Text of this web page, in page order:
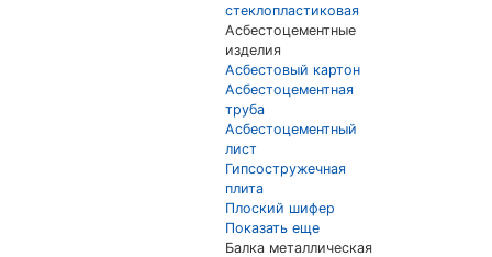
стеклопластиковая
Асбестоцементные
изделия
Асбестовый картон
Асбестоцементная
труба
Асбестоцементный
лист
Гипсостружечная
плита
Плоский шифер
Показать еще
Балка металлическая